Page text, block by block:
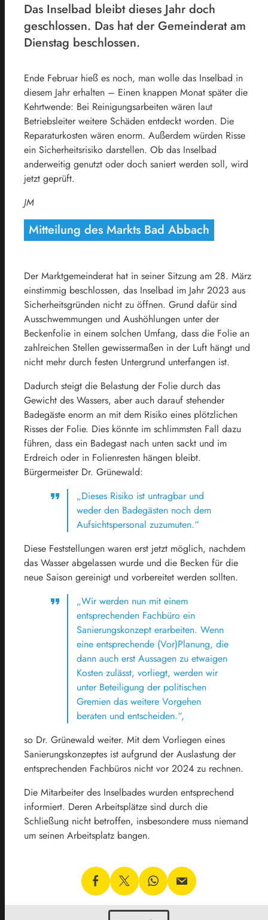
Das Inselbad bleibt dieses Jahr doch
geschlossen. Das hat der Gemeinderat am
Dienstag beschlossen.
Ende Februar hieß es noch, man wolle das Inselbad in
diesem Jahr erhalten – Einen knappen Monat später die
Kehrtwende: Bei Reinigungsarbeiten wären laut
Betriebsleiter weitere Schäden entdeckt worden. Die
Reparaturkosten wären enorm. Außerdem würden Risse
ein Sicherheitsrisiko darstellen. Ob das Inselbad
anderweitig genutzt oder doch saniert werden soll, wird
jetzt geprüft.
JM
Mitteilung des Markts Bad Abbach
Der Marktgemeinderat hat in seiner Sitzung am 28. März
einstimmig beschlossen, das Inselbad im Jahr 2023 aus
Sicherheitsgründen nicht zu öffnen. Grund dafür sind
Ausschwemmungen und Aushöhlungen unter der
Beckenfolie in einem solchen Umfang, dass die Folie an
zahlreichen Stellen gewissermaßen in der Luft hängt und
nicht mehr durch festen Untergrund unterfangen ist.
Dadurch steigt die Belastung der Folie durch das
Gewicht des Wassers, aber auch darauf stehender
Badegäste enorm an mit dem Risiko eines plötzlichen
Risses der Folie. Dies könnte im schlimmsten Fall dazu
führen, dass ein Badegast nach unten sackt und im
Erdreich oder in Folienresten hängen bleibt.
Bürgermeister Dr. Grünewald:
„Dieses Risiko ist untragbar und
weder den Badegästen noch dem
Aufsichtspersonal zuzumuten.“
Diese Feststellungen waren erst jetzt möglich, nachdem
das Wasser abgelassen wurde und die Becken für die
neue Saison gereinigt und vorbereitet werden sollten.
„Wir werden nun mit einem
entsprechenden Fachbüro ein
Sanierungskonzept erarbeiten. Wenn
eine entsprechende (Vor)Planung, die
dann auch erst Aussagen zu etwaigen
Kosten zulässt, vorliegt, werden wir
unter Beteiligung der politischen
Gremien das weitere Vorgehen
beraten und entscheiden.“,
so Dr. Grünewald weiter. Mit dem Vorliegen eines
Sanierungskonzeptes ist aufgrund der Auslastung der
entsprechenden Fachbüros nicht vor 2024 zu rechnen.
Die Mitarbeiter des Inselbades wurden entsprechend
informiert. Deren Arbeitsplätze sind durch die
Schließung nicht betroffen, insbesondere muss niemand
um seinen Arbeitsplatz bangen.